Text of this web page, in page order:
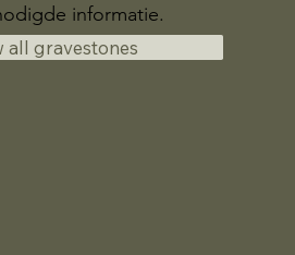
informatie.
all gravestones